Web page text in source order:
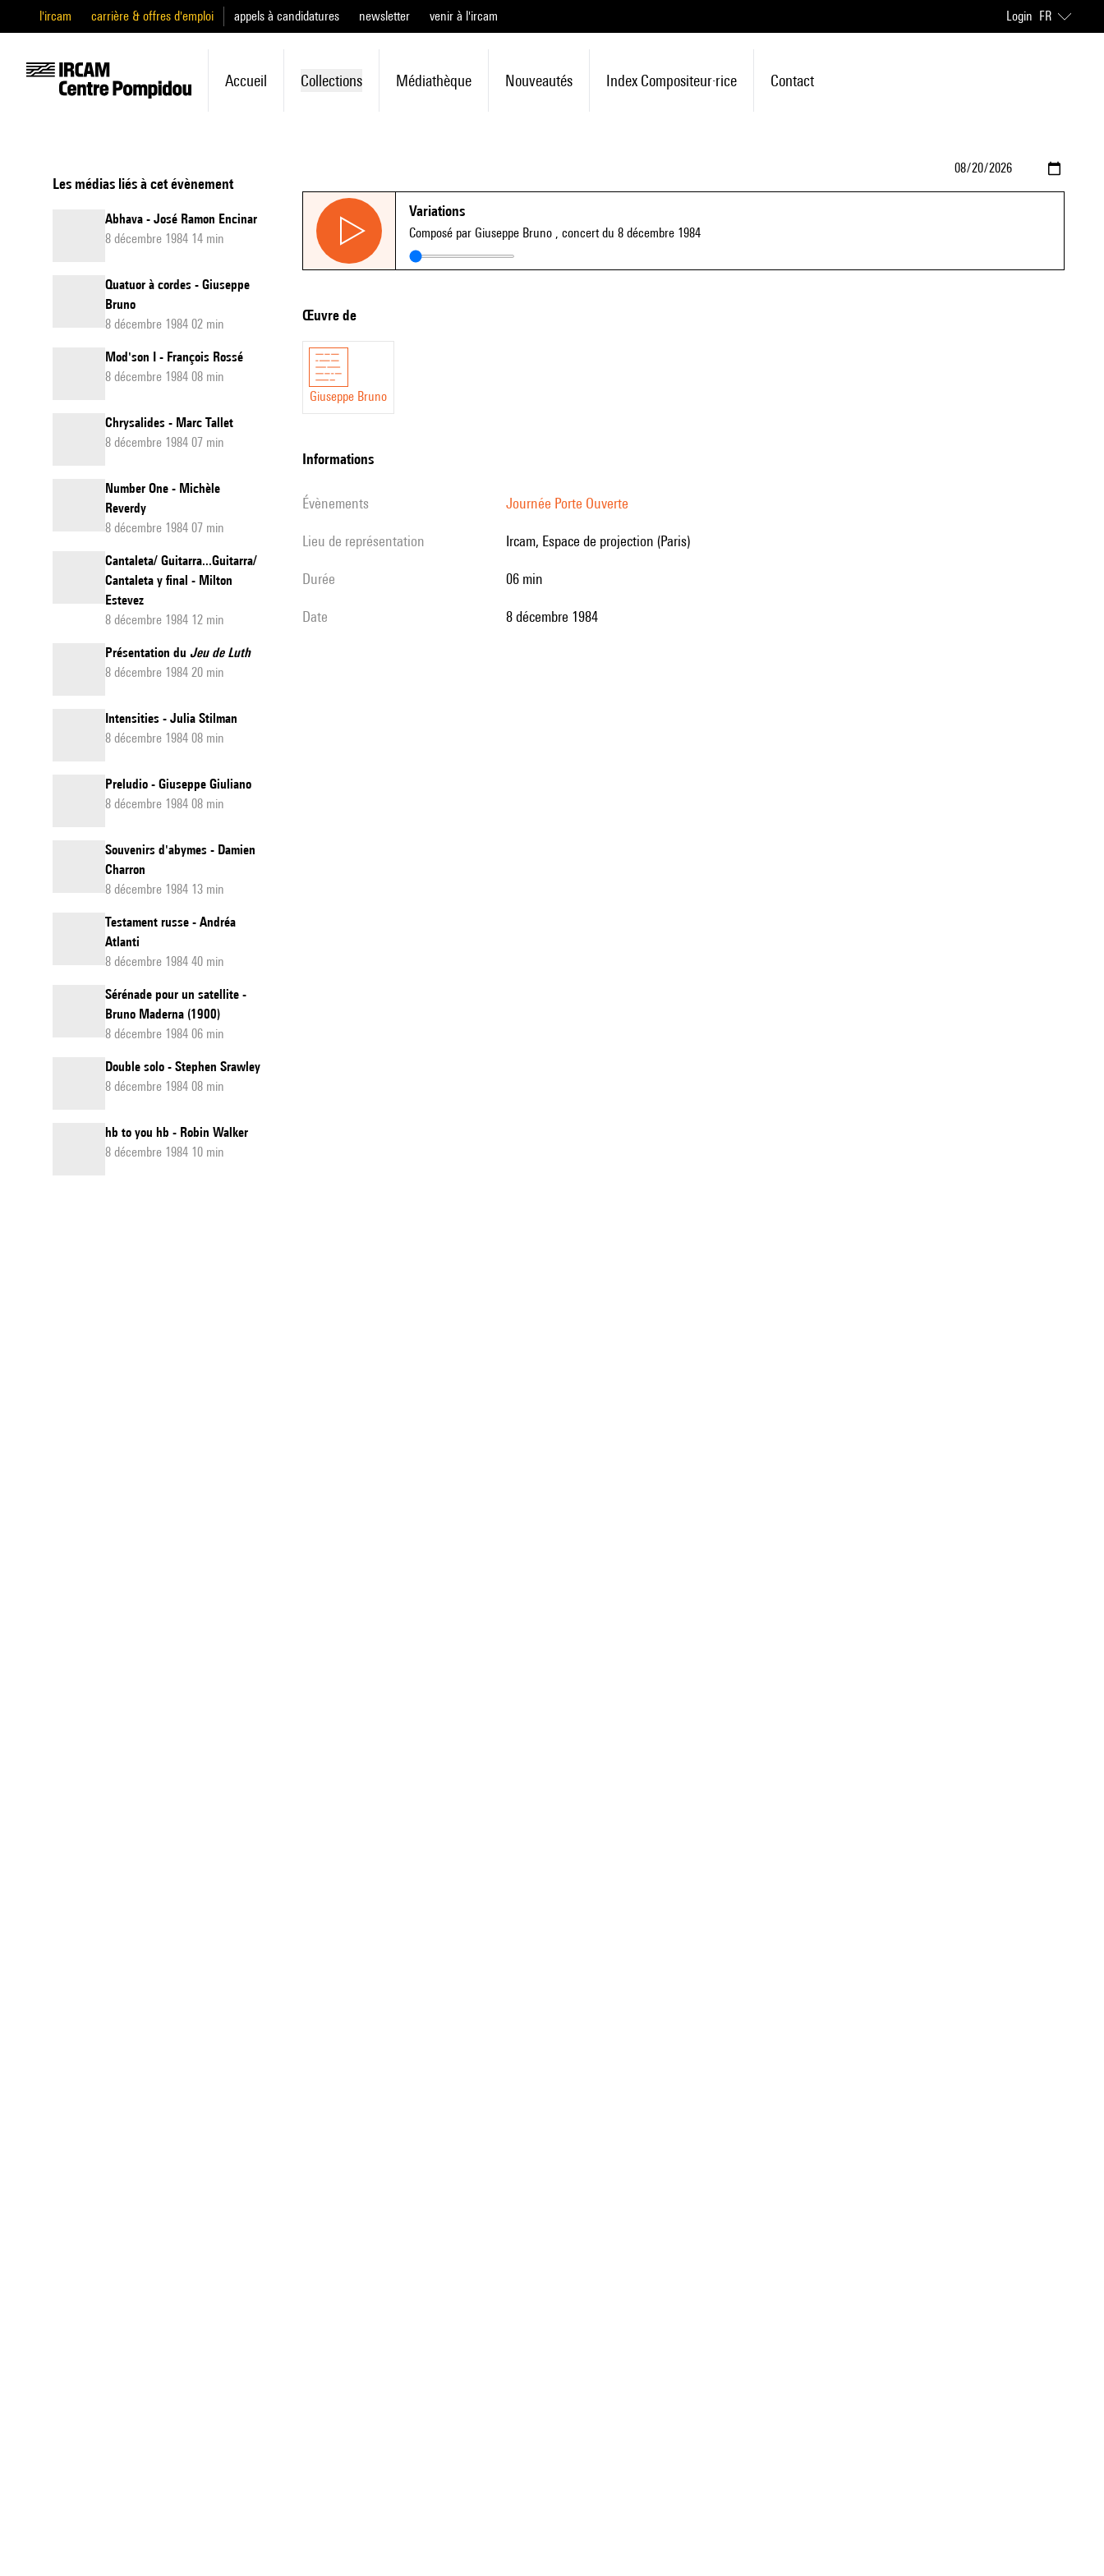
l'ircam carrière & offres d'emploi appels à candidatures newsletter venir à l'ircam Login FR
Accueil Collections Médiathèque Nouveautés Index Compositeur·rice Contact
Les médias liés à cet évènement
Abhava - José Ramon Encinar
8 décembre 1984 14 min
Quatuor à cordes - Giuseppe
Bruno
8 décembre 1984 02 min
Mod'son I - François Rossé
8 décembre 1984 08 min
Chrysalides - Marc Tallet
8 décembre 1984 07 min
Number One - Michèle
Reverdy
8 décembre 1984 07 min
Cantaleta/ Guitarra...Guitarra/
Cantaleta y final - Milton
Estevez
8 décembre 1984 12 min
Présentation du Jeu de Luth
8 décembre 1984 20 min
Intensities - Julia Stilman
8 décembre 1984 08 min
Preludio - Giuseppe Giuliano
8 décembre 1984 08 min
Souvenirs d'abymes - Damien
Charron
8 décembre 1984 13 min
Testament russe - Andréa
Atlanti
8 décembre 1984 40 min
Sérénade pour un satellite -
Bruno Maderna (1900)
8 décembre 1984 06 min
Double solo - Stephen Srawley
8 décembre 1984 08 min
hb to you hb - Robin Walker
8 décembre 1984 10 min
Variations
Composé par Giuseppe Bruno , concert du 8 décembre 1984
Œuvre de
Giuseppe Bruno
informations
évènements Journée Porte Ouverte
Lieu de représentation Ircam, Espace de projection (Paris)
durée 06 min
date 8 décembre 1984